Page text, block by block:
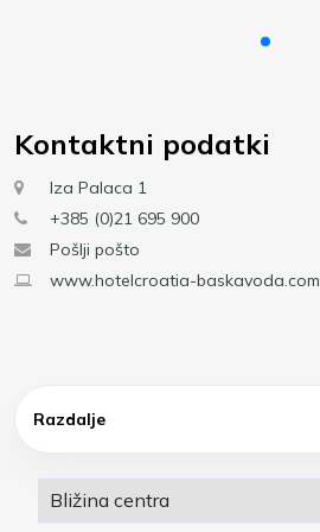
Kontaktni podatki
Iza Palaca 1
+385 (0)21 695 900
Pošlji pošto
www.hotelcroatia-baskavoda.com
Razdalje
Bližina centra